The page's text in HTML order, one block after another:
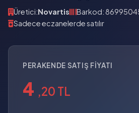
Üretici:Novartis
Barkod:
Sadece eczanelerde satılır
PERAKENDE SATIŞ FIYATI
4 ,20 TL